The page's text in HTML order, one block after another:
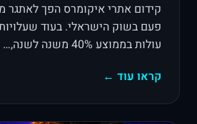
קידום אתרי איקומרס הפך לאתגר
פעם בשוק הישראלי. בעוד
עולות בממוצע 40% משנה לשנה,…
קראו עוד ←